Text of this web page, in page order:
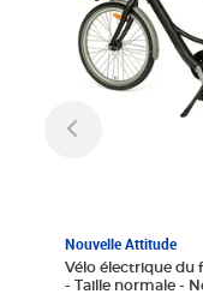
Nouvelle Attitude
Vélo électrique du
- Taille normale -